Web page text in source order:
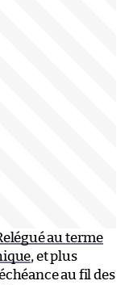
au terme
, et plus
au fil des